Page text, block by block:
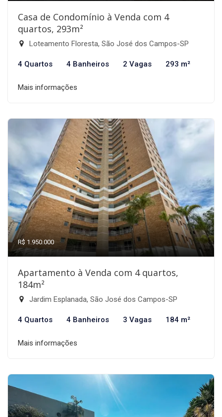
Casa de Condomínio à Venda com 4
quartos, 293m²
Loteamento Floresta, São José dos Campos-SP
4 Quartos 4 Banheiros 2 Vagas 293 m²
Mais informações
R$ 1.950.000
Apartamento à Venda com 4 quartos,
184m²
Jardim Esplanada, São José dos Campos-SP
4 Quartos 4 Banheiros 3 Vagas 184 m²
Mais informações